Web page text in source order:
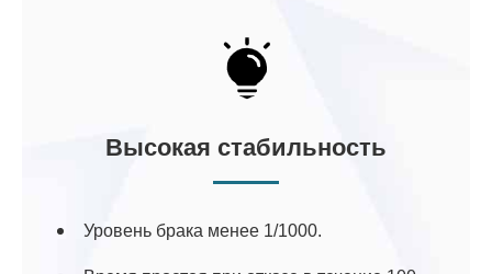
Высокая стабильность
Уровень брака менее 1/1000.